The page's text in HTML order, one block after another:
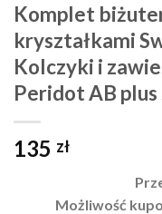
Komplet
kryształkami
Kolczyki i
Peridot AB plus
135 zł
Możliwość